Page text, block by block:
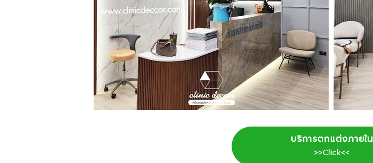
บริการตกแต่งภายใน
>>Click<<